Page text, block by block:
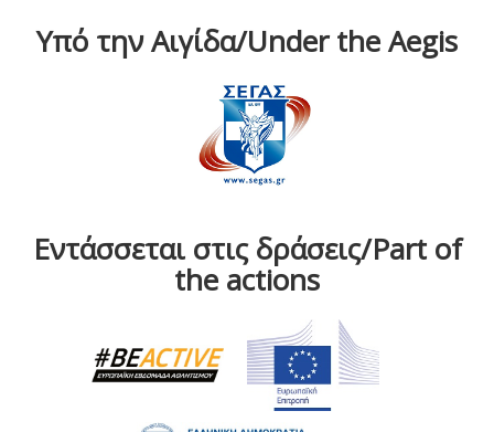
Υπό την Αιγίδα/Under the Aegis
Εντάσσεται στις δράσεις/Part of
the actions